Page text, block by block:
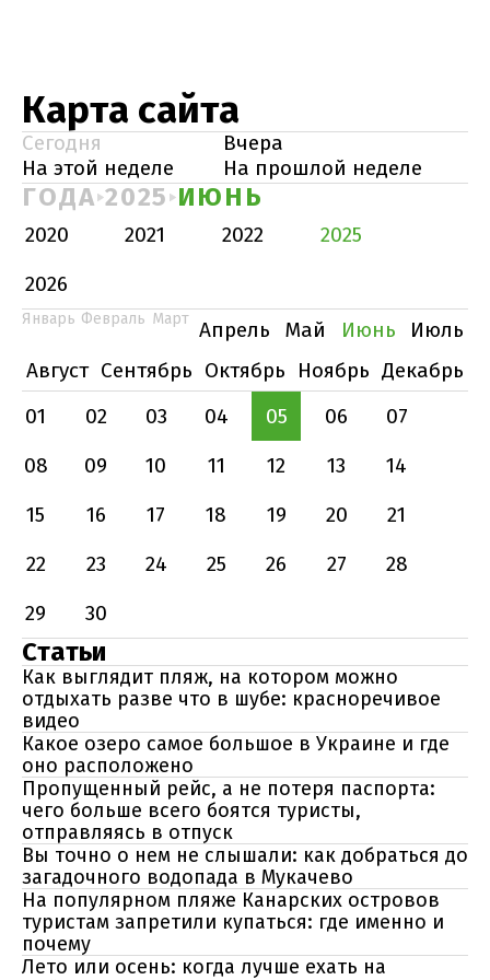
Карта сайта
Сегодня
Вчера
На этой неделе
На прошлой неделе
ГОДА 2025 ИЮНЬ
2020 2021 2022
2025
2026
Январь Февраль Март Апрель Май Июнь
Июль
Август Сентябрь Октябрь Ноябрь Декабрь
01
02 03 04 05 06
07
08
09 10 11 12 13
14
15
16 17 18 19 20
21
22
23 24 25 26 27
28
29
30
Статьи
Как выглядит пляж, на котором можно
отдыхать разве что в шубе: красноречивое
видео
Какое озеро самое большое в Украине и где
оно расположено
Пропущенный рейс, а не потеря паспорта:
чего больше всего боятся туристы,
отправляясь в отпуск
Вы точно о нем не слышали: как добраться до
загадочного водопада в Мукачево
На популярном пляже Канарских островов
туристам запретили купаться: где именно и
почему
Лето или осень: когда лучше ехать на